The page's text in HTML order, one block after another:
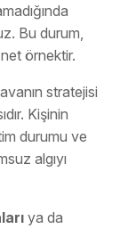
Bu durum,
örnektir.
stratejisi
Kişinin
durumu ve
algıyı
ya da